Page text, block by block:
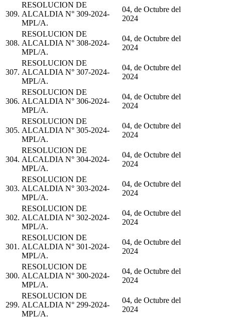
309.
RESOLUCION DE
ALCALDIA N° 309-2024-
MPL/A.
04, de Octubre del
2024
308.
RESOLUCION DE
ALCALDIA N° 308-2024-
MPL/A.
04, de Octubre del
2024
307.
RESOLUCION DE
ALCALDIA N° 307-2024-
MPL/A.
04, de Octubre del
2024
306.
RESOLUCION DE
ALCALDIA N° 306-2024-
MPL/A.
04, de Octubre del
2024
305.
RESOLUCION DE
ALCALDIA N° 305-2024-
MPL/A.
04, de Octubre del
2024
304.
RESOLUCION DE
ALCALDIA N° 304-2024-
MPL/A.
04, de Octubre del
2024
303.
RESOLUCION DE
ALCALDIA N° 303-2024-
MPL/A.
04, de Octubre del
2024
302.
RESOLUCION DE
ALCALDIA N° 302-2024-
MPL/A.
04, de Octubre del
2024
301.
RESOLUCION DE
ALCALDIA N° 301-2024-
MPL/A.
04, de Octubre del
2024
300.
RESOLUCION DE
ALCALDIA N° 300-2024-
MPL/A.
04, de Octubre del
2024
299.
RESOLUCION DE
ALCALDIA N° 299-2024-
MPL/A.
04, de Octubre del
2024